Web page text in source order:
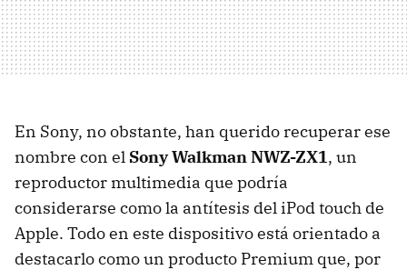
En Sony, no obstante, han querido recuperar ese
nombre con el Sony Walkman NWZ-ZX1, un
reproductor multimedia que podría
considerarse como la antítesis del iPod touch de
Apple. Todo en este dispositivo está orientado a
destacarlo como un producto Premium que, por